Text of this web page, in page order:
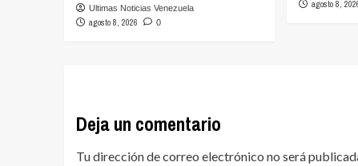
Ultimas Noticias Venezuela
agosto 8, 2026 0
agosto 8,
Deja un comentario
Tu dirección de correo electrónico no será